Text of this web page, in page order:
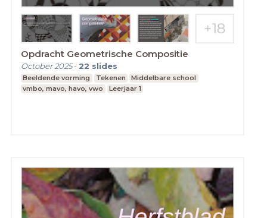
Opdracht Geometrische Compositie
October 2025- 22 slides
Beeldende vorming Tekenen
Middelbare school
vmbo, mavo, havo, vwo
Leerjaar 1